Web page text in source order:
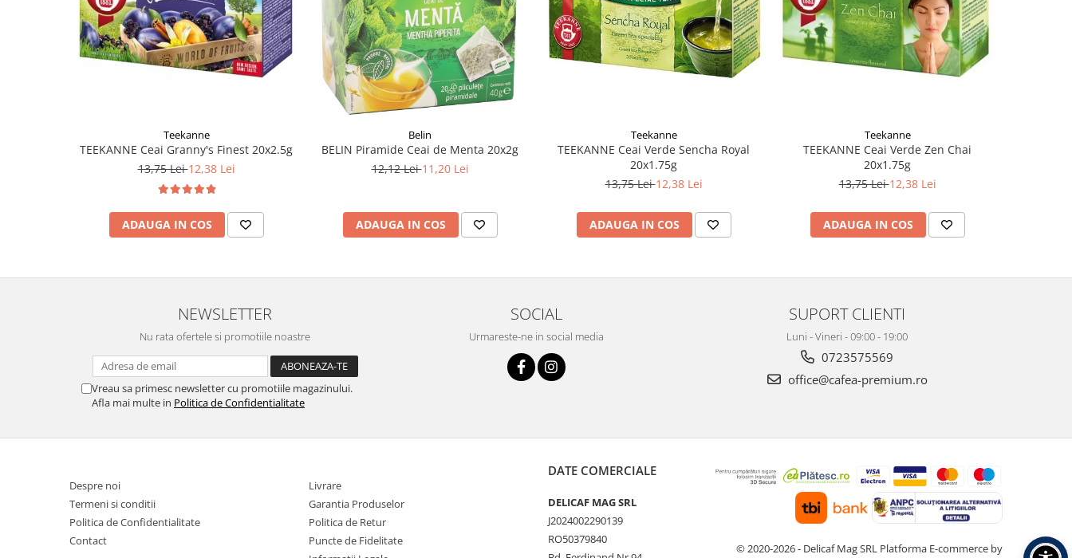
Teekanne
TEEKANNE Ceai Granny's Finest 20x2.5g
13,75 Lei12,38 Lei
ADAUGA IN COS
Belin
BELIN Piramide Ceai de Menta 20x2g
12,12 Lei11,20 Lei
ADAUGA IN COS
Teekanne
TEEKANNE Ceai Verde Sencha Royal
20x1.75g
13,75 Lei12,38 Lei
ADAUGA IN COS
Teekanne
TEEKANNE Ceai Verde Zen Chai
20x1.75g
13,75 Lei12,38 Lei
ADAUGA IN COS
NEWSLETTER
Nu rata ofertele si promotiile noastre
Vreau sa primesc newsletter cu promotiile magazinului.
Afla mai multe in Politica de Confidentialitate
SOCIAL
Urmareste-ne in social media
SUPORT CLIENTI
Luni - Vineri - 09:00 - 19:00
0723575569
office@cafea-premium.ro
Despre noi
Termeni si conditii
Politica de Confidentialitate
Contact
Livrare
Garantia Produselor
Politica de Retur
Puncte de Fidelitate
DATE COMERCIALE
DELICAF MAG SRL
J2024002290139
RO50379840
© 2020-2026 - Delicaf Mag SRL Platforma E-commerce by